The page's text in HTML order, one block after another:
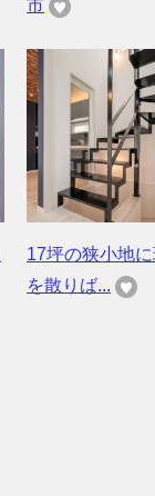
市
17坪の狭小地
を散りば...